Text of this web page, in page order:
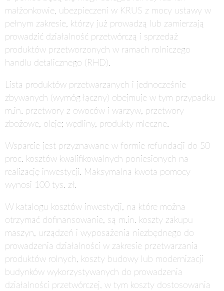
małżonkowie, ubezpieczeni w KRUS z mocy ustawy w
pełnym zakresie, którzy już prowadzą lub zamierzają
prowadzić działalność przetwórczą i sprzedaż
produktów przetworzonych w ramach rolniczego
handlu detalicznego (RHD).
Lista produktów przetwarzanych i jednocześnie
zbywanych (wymóg łączny) obejmuje w tym przypadku
m.in. przetwory z owoców i warzyw, przetwory
zbożowe, oleje; wędliny, produkty mleczne.
Wsparcie jest przyznawane w formie refundacji do 50
proc. kosztów kwalifikowalnych poniesionych na
realizację inwestycji. Maksymalna kwota pomocy
wynosi 100 tys. zł.
W katalogu kosztów inwestycji, na które można
otrzymać dofinansowanie, są m.in. koszty zakupu
maszyn, urządzeń i wyposażenia niezbędnego do
prowadzenia działalności w zakresie przetwarzania
produktów rolnych, koszty budowy lub modernizacji
budynków wykorzystywanych do prowadzenia
działalności przetwórczej, w tym koszty dostosowania